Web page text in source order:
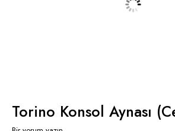
Torino Konsol Aynası